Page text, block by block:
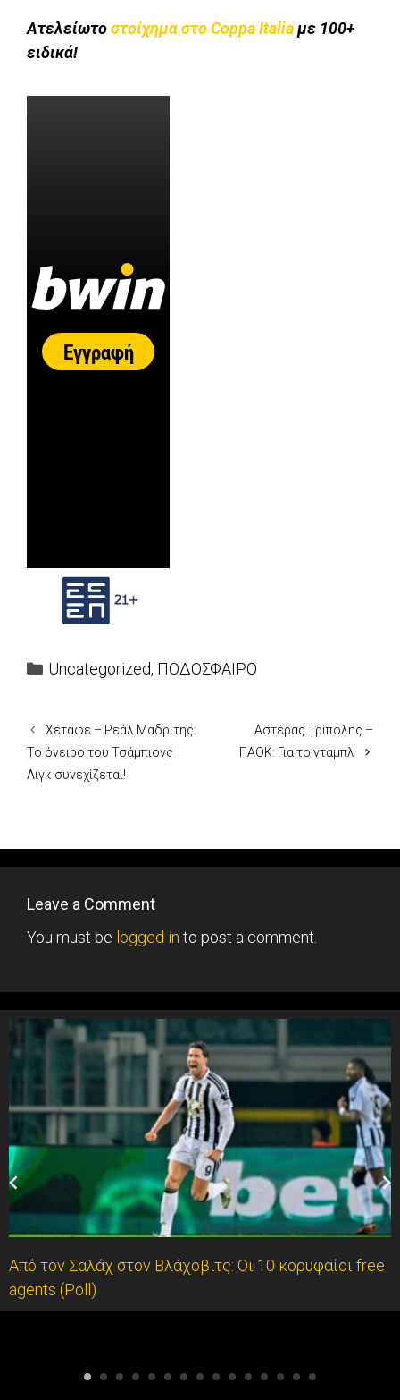
Ατελείωτοστοίχημα στo Coppa Italiaμε 100+
ειδικά!
Categories
Uncategorized, ΠΟΔΟΣΦΑΙΡΟ
Χετάφε – Ρεάλ Μαδρίτης:
Το όνειρο του Τσάμπιονς
Λιγκ συνεχίζεται!
Αστέρας Τρίπολης –
ΠΑΟΚ: Για το νταμπλ
Leave a Comment
You must be logged in to post a comment.
Από τον Σαλάχ στον Βλάχοβιτς: Οι 10 κορυφαίοι free
agents (Poll)